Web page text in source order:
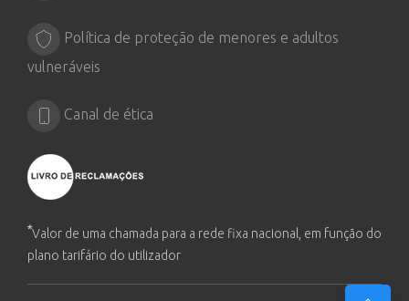
Política de proteção de menores e adultos
vulneráveis
Canal de ética
*Valor de uma chamada para a rede fixa nacional, em função do
plano tarifário do utilizador